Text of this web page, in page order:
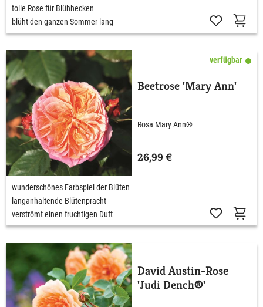
tolle Rose für Blühhecken
blüht den ganzen Sommer lang
verfügbar
Beetrose 'Mary Ann'
Rosa Mary Ann®
26,99 €
wunderschönes Farbspiel der Blüten
langanhaltende Blütenpracht
verströmt einen fruchtigen Duft
David Austin-Rose
'Judi Dench®'